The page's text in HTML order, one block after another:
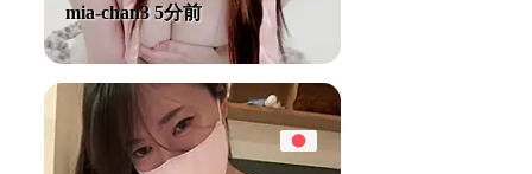
mia-chan3 5分前